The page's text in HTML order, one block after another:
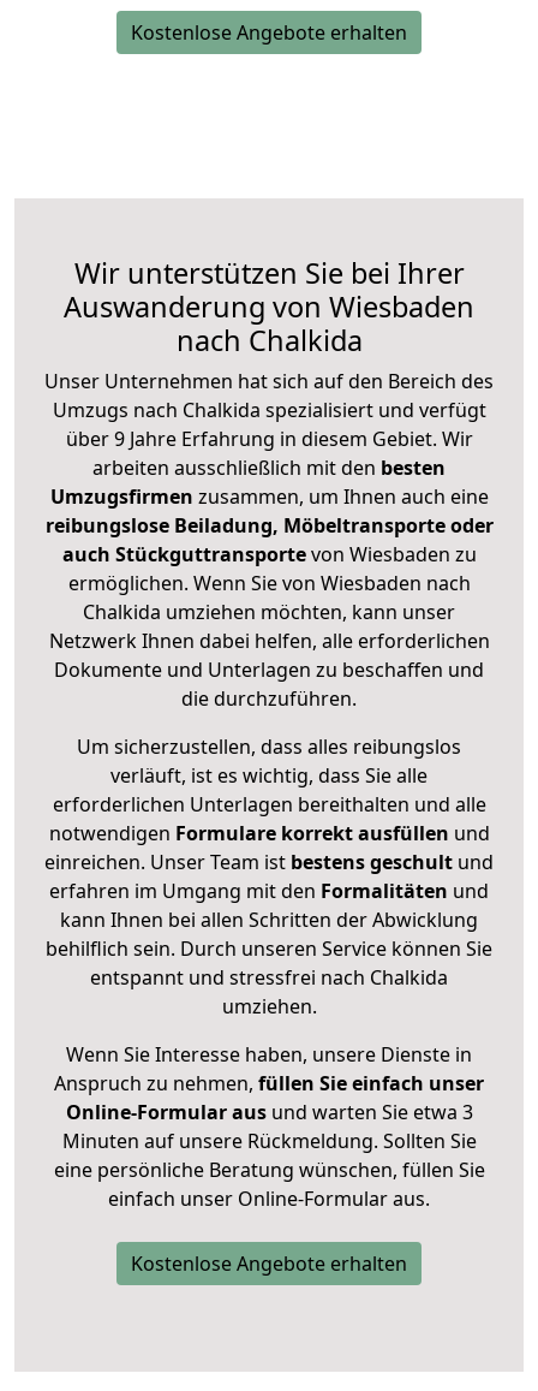
Kostenlose Angebote erhalten
Wir unterstützen Sie bei Ihrer
Auswanderung von Wiesbaden
nach Chalkida
Unser Unternehmen hat sich auf den Bereich des
Umzugs nach Chalkida spezialisiert und verfügt
über 9 Jahre Erfahrung in diesem Gebiet. Wir
arbeiten ausschließlich mit den besten
Umzugsfirmen zusammen, um Ihnen auch eine
reibungslose Beiladung, Möbeltransporte oder
auch Stückguttransportevon Wiesbaden zu
ermöglichen. Wenn Sie von Wiesbaden nach
Chalkida umziehen möchten, kann unser
Netzwerk Ihnen dabei helfen, alle erforderlichen
Dokumente und Unterlagen zu beschaffen und
die durchzuführen.
Um sicherzustellen, dass alles reibungslos
verläuft, ist es wichtig, dass Sie alle
erforderlichen Unterlagen bereithalten und alle
notwendigen Formulare korrekt ausfüllen und
einreichen. Unser Team ist bestens geschult und
erfahren im Umgang mit den Formalitäten und
kann Ihnen bei allen Schritten der Abwicklung
behilflich sein. Durch unseren Service können Sie
entspannt und stressfrei nach Chalkida
umziehen.
Wenn Sie Interesse haben, unsere Dienste in
Anspruch zu nehmen, füllen Sie einfach unser
Online-Formular ausund warten Sie etwa 3
Minuten auf unsere Rückmeldung. Sollten Sie
eine persönliche Beratung wünschen, füllen Sie
einfach unser Online-Formular aus.
Kostenlose Angebote erhalten